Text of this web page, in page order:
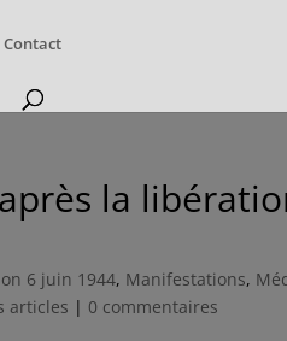
Contact
la
6 juin 1944, Manifestations,
articles | 0 commentaires